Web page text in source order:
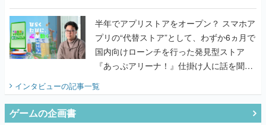
うこだわりをプロデューサーに聞いた
半年でアプリストアをオープン？ スマホア
プリの“代替ストア”として、わずか6ヵ月で
国内向けローンチを行った発見型ストア
『あっぷアリーナ！』仕掛け人に話を聞い
てみた
インタビューの記事一覧
ゲームの企画書